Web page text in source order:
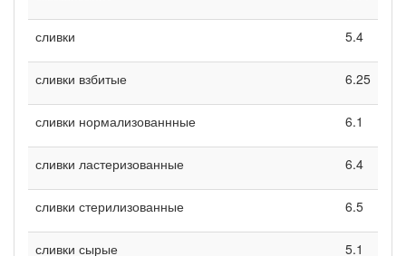
сливки 5.4
сливки взбитые 6.25
сливки нормализованнные 6.1
сливки ластеризованные 6.4
сливки стерилизованные 6.5
сливки сырые 5.1